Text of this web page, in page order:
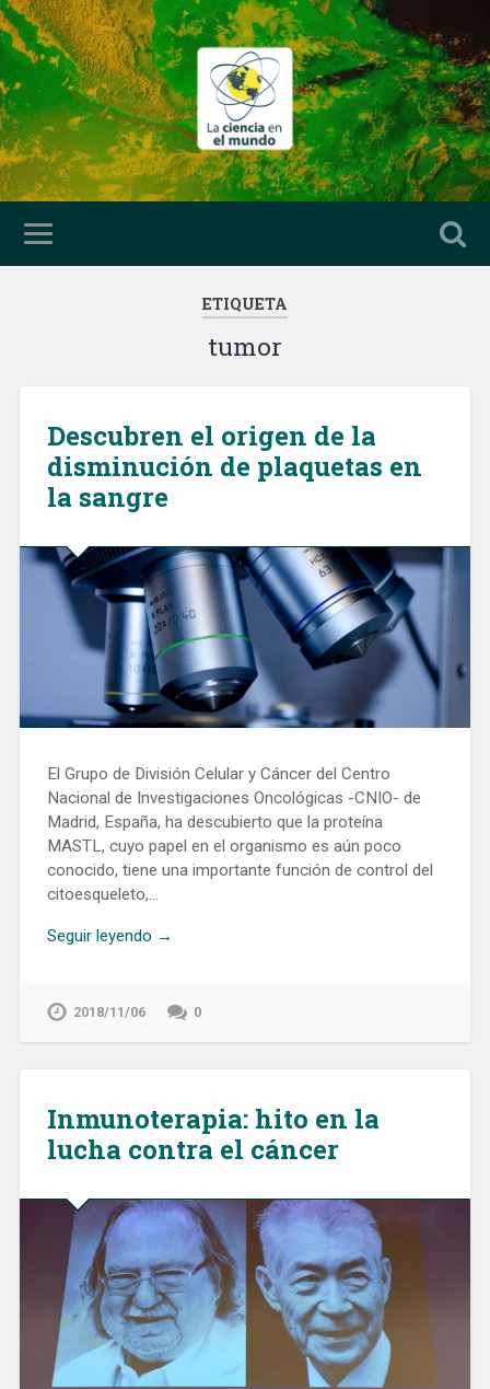
ETIQUETA
tumor
Descubren el origen de la
disminución de plaquetas en
la sangre
El Grupo de División Celular y Cáncer del Centro
Nacional de Investigaciones Oncológicas -CNIO- de
Madrid, España, ha descubierto que la proteína
MASTL, cuyo papel en el organismo es aún poco
conocido, tiene una importante función de control del
citoesqueleto,…
Seguir leyendo →
2018/11/06 0
Inmunoterapia: hito en la
lucha contra el cáncer